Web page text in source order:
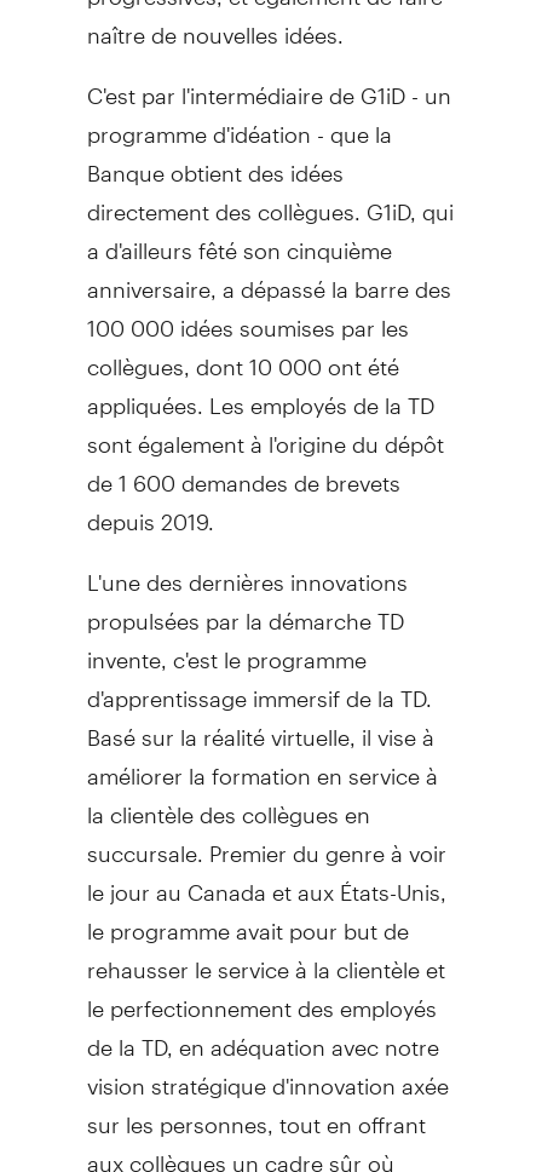
naître de nouvelles idées.
C'est par l'intermédiaire de G1iD - un
programme d'idéation - que la
Banque obtient des idées
directement des collègues. G1iD, qui
a d'ailleurs fêté son cinquième
anniversaire, a dépassé la barre des
100 000 idées soumises par les
collègues, dont 10 000 ont été
appliquées. Les employés de la TD
sont également à l'origine du dépôt
de 1 600 demandes de brevets
depuis 2019.
L'une des dernières innovations
propulsées par la démarche TD
invente, c'est le programme
d'apprentissage immersif de la TD.
Basé sur la réalité virtuelle, il vise à
améliorer la formation en service à
la clientèle des collègues en
succursale. Premier du genre à voir
le jour au Canadaet aux États-Unis,
le programme avait pour but de
rehausser le service à la clientèle et
le perfectionnement des employés
de la TD, en adéquation avec notre
vision stratégique d'innovation axée
sur les personnes, tout en offrant
aux collègues un cadre sûr où